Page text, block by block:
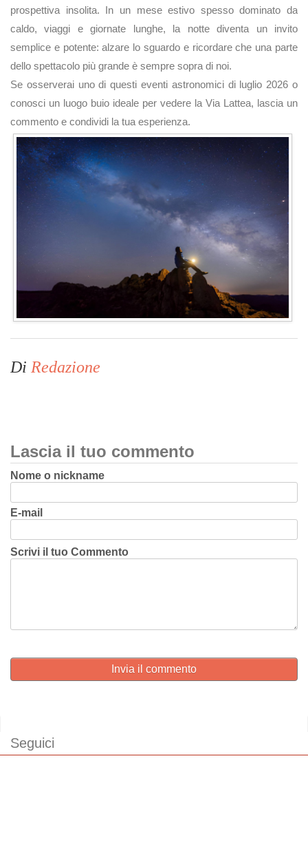
prospettiva insolita. In un mese estivo spesso dominato da
caldo, viaggi e giornate lunghe, la notte diventa un invito
semplice e potente: alzare lo sguardo e ricordare che una parte
dello spettacolo più grande è sempre sopra di noi.
Se osserverai uno di questi eventi astronomici di luglio 2026 o
conosci un luogo buio ideale per vedere la Via Lattea, lascia un
commento e condividi la tua esperienza.
Di Redazione
Lascia il tuo commento
Nome o nickname
E-mail
Scrivi il tuo Commento
Invia il commento
Seguici